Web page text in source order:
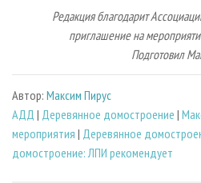
Редакция благодарит
приглашение на
Подготовил
Автор: Максим Пирус
АДД | Деревянное домостроение |
мероприятия | Деревянное
домостроение: ЛПИ рекомендует